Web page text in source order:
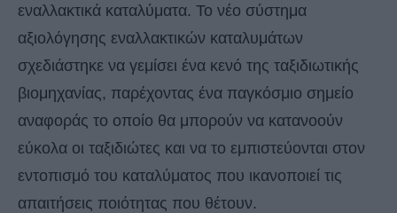
εναλλακτικά καταλύματα. Το νέο σύστημα
αξιολόγησης εναλλακτικών καταλυμάτων
σχεδιάστηκε να γεμίσει ένα κενό της ταξιδιωτικής
βιομηχανίας, παρέχοντας ένα παγκόσμιο σημείο
αναφοράς το οποίο θα μπορούν να κατανοούν
εύκολα οι ταξιδιώτες και να το εμπιστεύονται στον
εντοπισμό του καταλύματος που ικανοποιεί τις
απαιτήσεις ποιότητας που θέτουν.